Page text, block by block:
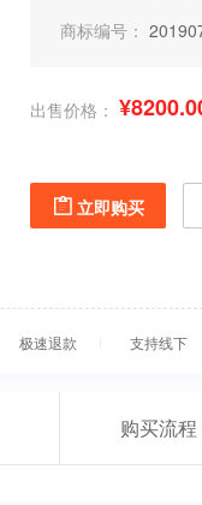
商标编号：
出售价格：
立即购买
极速退款 支持线下
购买流程